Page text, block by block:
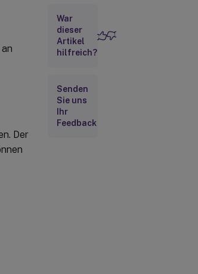
Der
War
dieser
Artikel
hilfreich?
Senden
Sie uns
Ihr
Feedback